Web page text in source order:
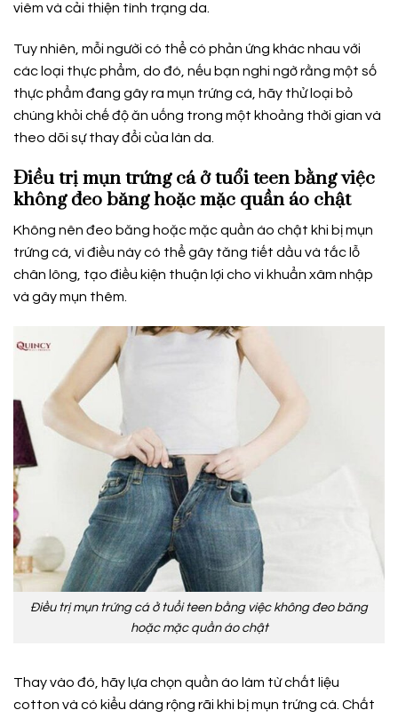
viêm và cải thiện tình trạng da.
Tuy nhiên, mỗi người có thể có phản ứng khác nhau với
các loại thực phẩm, do đó, nếu bạn nghi ngờ rằng một số
thực phẩm đang gây ra mụn trứng cá, hãy thử loại bỏ
chúng khỏi chế độ ăn uống trong một khoảng thời gian và
theo dõi sự thay đổi của làn da.
Điều trị mụn trứng cá ở tuổi teen bằng việc
không đeo băng hoặc mặc quần áo chật
Không nên đeo băng hoặc mặc quần áo chật khi bị mụn
trứng cá, vì điều này có thể gây tăng tiết dầu và tắc lỗ
chân lông, tạo điều kiện thuận lợi cho vi khuẩn xâm nhập
và gây mụn thêm.
Điều trị mụn trứng cá ở tuổi teen bằng việc không đeo băng
hoặc mặc quần áo chật
Thay vào đó, hãy lựa chọn quần áo làm từ chất liệu
cotton và có kiểu dáng rộng rãi khi bị mụn trứng cá. Chất